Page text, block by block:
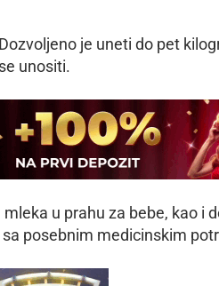
je uneti do pet
unositi.
u prahu za bebe, kao i
posebnim medicinskim